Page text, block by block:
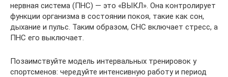
нервная система (ПНС) — это «ВЫКЛ». Она контролирует
функции организма в состоянии покоя, такие как сон,
дыхание и пульс. Таким образом, СНС включает стресс, а
ПНС его выключает.
Позаимствуйте модель интервальных тренировок у
спортсменов: чередуйте интенсивную работу и период